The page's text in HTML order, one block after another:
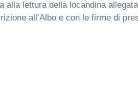
alla lettura della locandina
all’Albo e con le firme di